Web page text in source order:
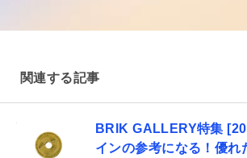
関連する記事
BRIK GALLERY特集
インの参考になる！優れ